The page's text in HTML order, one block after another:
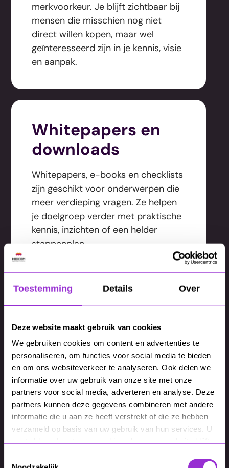
Toestemming Details Over
Deze website maakt gebruik van cookies
We gebruiken cookies om content en advertenties te
personaliseren, om functies voor social media te bieden
en om ons websiteverkeer te analyseren. Ook delen we
informatie over uw gebruik van onze site met onze
partners voor social media, adverteren en analyse. Deze
partners kunnen deze gegevens combineren met andere
informatie die u aan ze heeft verstrekt of die ze hebben
verzameld op basis van uw gebruik van hun services. U
merkvoorkeur. Je blijft zichtbaar bij
mensen die misschien nog niet
direct willen kopen, maar wel
geïnteresseerd zijn in je kennis, visie
en aanpak.
Whitepapers en
downloads
Whitepapers, e-books en checklists
zijn geschikt voor onderwerpen die
meer verdieping vragen. Ze helpen
je doelgroep verder met praktische
kennis, inzichten of een helder
stappenplan.
waardevol voor leadgeneratie. Je
geeft relevante inhoud en creëert
mail of een gesprek.
Cases en
klantverhalen